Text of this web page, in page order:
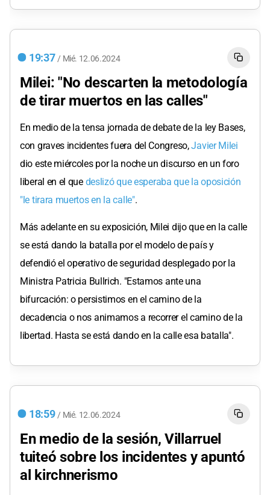
19:37 / Mié. 12.06.2024
Milei: "No descarten la metodología
de tirar muertos en las calles"
En medio de la tensa jornada de debate de la ley Bases,
con graves incidentes fuera del Congreso,Javier Milei
dio este miércoles por la noche un discurso en un foro
liberal en el que deslizó que esperaba que la oposición
"le tirara muertos en la calle".
Más adelante en su exposición, Milei dijo que en la calle
se está dando la batalla por el modelo de país y
defendió el operativo de seguridad desplegado por la
Ministra Patricia Bullrich. "Estamos ante una
bifurcación: o persistimos en el camino de la
decadencia o nos animamos a recorrer el camino de la
libertad. Hasta se está dando en la calle esa batalla".
18:59 / Mié. 12.06.2024
En medio de la sesión, Villarruel
tuiteó sobre los incidentes y apuntó
al kirchnerismo